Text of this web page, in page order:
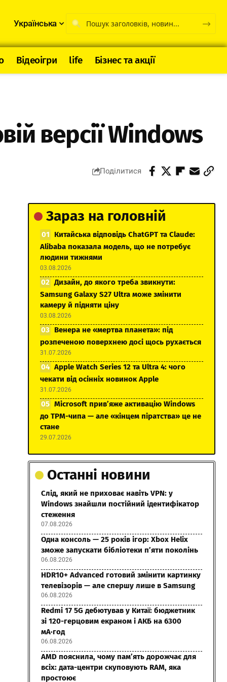
Українська
Відеоігри life Бізнес та акції
версії Windows
Поділитися
Зараз на головній
Китайська відповідь ChatGPT та Claude:
Alibaba показала модель, що не потребує
людини тижнями
03.08.2026
Дизайн, до якого треба звикнути:
Samsung Galaxy S27 Ultra може змінити
камеру й підняти ціну
03.08.2026
Венера не «мертва планета»: під
розпеченою поверхнею досі щось рухається
31.07.2026
Apple Watch Series 12 та Ultra 4: чого
чекати від осінніх новинок Apple
31.07.2026
Microsoft прив’яже активацію Windows
до TPM-чипа — але «кінцем піратства» це не
стане
29.07.2026
Останні новини
Слід, який не приховає навіть VPN: у
Windows знайшли постійний ідентифікатор
стеження
07.08.2026
Одна консоль — 25 років ігор: Xbox Helix
зможе запускати бібліотеки п’яти поколінь
06.08.2026
HDR10+ Advanced готовий змінити картинку
телевізорів — але спершу лише в Samsung
06.08.2026
Redmi 17 5G дебютував у Китаї: бюджетник
зі 120-герцовим екраном і АКБ на 6300
мА·год
06.08.2026
AMD пояснила, чому пам’ять дорожчає для
всіх: дата-центри скуповують RAM, яка
простоює